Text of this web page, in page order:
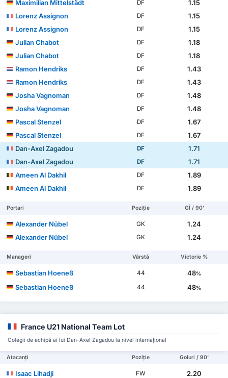
Maximilian Mittelstädt DF
1.15
Lorenz Assignon
DF
1.15
Lorenz Assignon
DF
1.15
Julian Chabot
DF
1.18
Julian Chabot
DF
1.18
Ramon Hendriks
DF
1.43
Ramon Hendriks
DF
1.43
Josha Vagnoman
DF
1.48
Josha Vagnoman
DF
1.48
Pascal Stenzel
DF
1.67
Pascal Stenzel
DF
1.67
Dan-Axel Zagadou
DF
1.71
Dan-Axel Zagadou
DF
1.71
Ameen Al Dakhil
DF
1.89
Ameen Al Dakhil
DF 1.89
Portari Poziție GÎ / 90'
Alexander Nübel GK
1.24
Alexander Nübel
GK 1.24
Manageri Vârstă Victorie %
Sebastian Hoeneß 44 48%
Sebastian Hoeneß 44 48%
France U21 National Team Lot
Colegii de echipă ai lui Dan-Axel Zagadou la nivel internațional
Atacanți Poziție Goluri / 90'
Isaac Lihadji FW
2.20